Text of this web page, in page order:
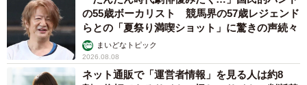
（笑）。その日から、リビングにもしれっとポスターを飾
るようになりました。(女性・30代・パート)
・架空のアイドルがたくさん出てくるゲームが大好きなん
の55歳ボーカリスト 競馬界の57歳レジェンド
らとの「夏祭り満喫ショット」に驚きの声続々
まいどなトピック
2026.08.08
ネット通販で「運営者情報」を見る人は約8